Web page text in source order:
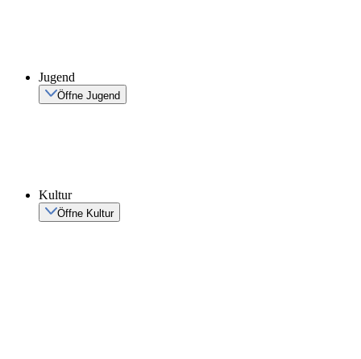
Jugend
Öffne Jugend
Kultur
Öffne Kultur